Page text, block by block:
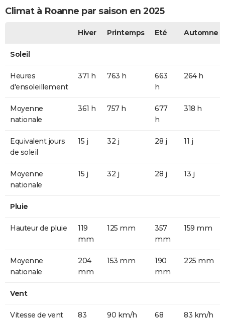
Climat à Roanne par saison en 2025
Hiver Printemps Eté Automne
Soleil
Heures
d'ensoleillement
371 h 763 h
663
h
264 h
Moyenne
nationale
361 h 757 h
677
h
318 h
Equivalent jours
de soleil
15 j 32 j 28 j 11 j
Moyenne
nationale
15 j 32 j 28 j 13 j
Pluie
Hauteur de pluie
119
mm
125 mm
357
mm
159 mm
Moyenne
nationale
204
mm
153 mm
190
mm
225 mm
Vent
Vitesse de vent
83
90 km/h
68
83 km/h